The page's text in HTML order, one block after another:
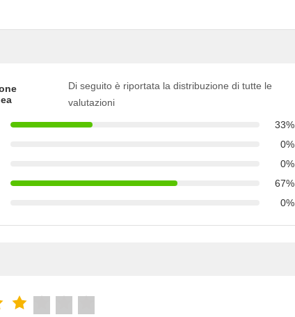
Di seguito è riportata la distribuzione di tutte le
valutazioni
33%
0%
0%
67%
0%